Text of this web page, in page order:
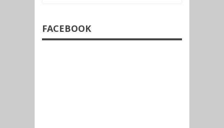
FACEBOOK